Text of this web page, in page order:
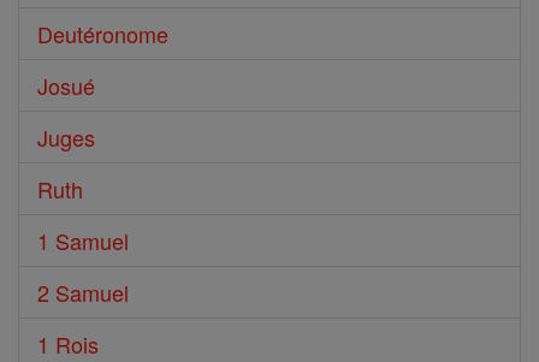
Deutéronome
Josué
Juges
Ruth
1 Samuel
2 Samuel
1 Rois